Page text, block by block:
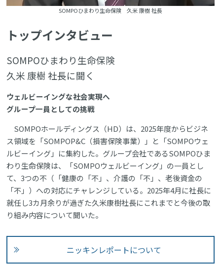
SOMPOひまわり生命保険 久米 康樹 社長
トップインタビュー
SOMPOひまわり生命保険
久米 康樹 社長に聞く
ウェルビーイングな社会実現へ
グループ一員としての挑戦
SOMPOホールディングス（HD）は、2025年度からビジネ
ス領域を「SOMPOP&C（損害保険事業）」と「SOMPOウェ
ルビーイング」に集約した。グループ会社であるSOMPOひま
わり生命保険は、「SOMPOウェルビーイング」の一員とし
て、3つの不（「健康の「不」、介護の「不」、老後資金の
「不」）への対応にチャレンジしている。2025年4月に社長に
就任し3カ月余りが過ぎた久米康樹社長にこれまでと今後の取
り組み内容について聞いた。
ニッキンレポートについて